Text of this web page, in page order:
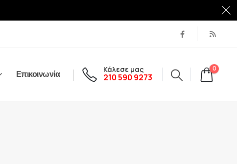
Επικοινωνία Κάλεσε μας
210 590 9273
0